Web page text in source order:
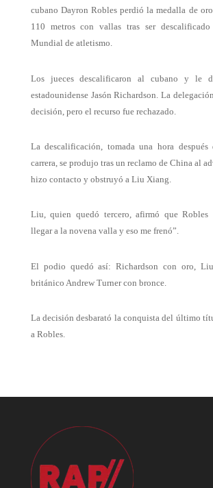
cubano Dayron Robles perdió la medalla de
110 metros con vallas tras ser
Mundial de atletismo.
Los jueces descalificaron al cubano y le
estadounidense Jasón Richardson. La
decisión, pero el recurso fue rechazado.
La descalificación, tomada una hora
carrera, se produjo tras un reclamo de China al
hizo contacto y obstruyó a Liu Xiang.
Liu, quien quedó tercero, afirmó que Robles
llegar a la novena valla y eso me frenó”.
El podio quedó así: Richardson con oro,
británico Andrew Turner con bronce.
La decisión desbarató la conquista del último
a Robles.